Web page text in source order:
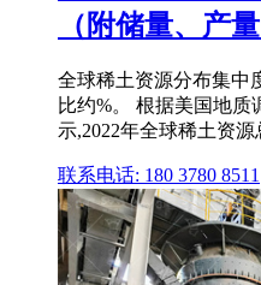
（附储量、产
全球稀土资源分布集中
比约%。 根据美国地质
示,2022年全球稀土资
联系电话: 180 3780 8511